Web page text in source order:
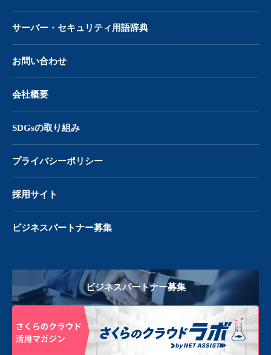
サーバー・ セキュリティ用語辞典
お問い合わせ
会社概要
SDGsの取り組み
プライバシーポリシー
採用サイト
ビジネスパートナー募集
ビジネスパートナー募集